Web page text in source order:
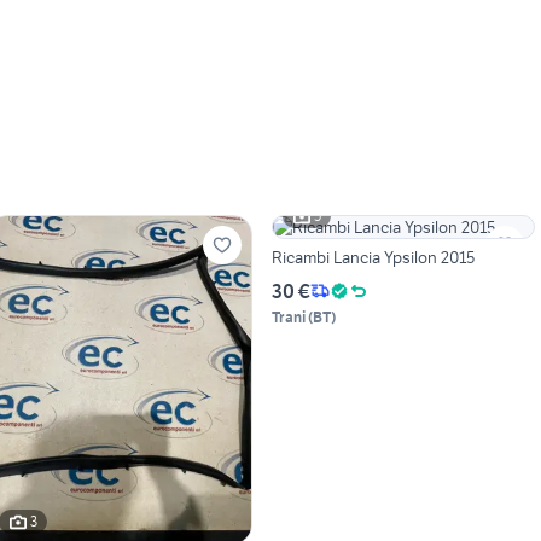
3
5
Ricambi Lancia Ypsilon 2015
30 €
Trani(BT)